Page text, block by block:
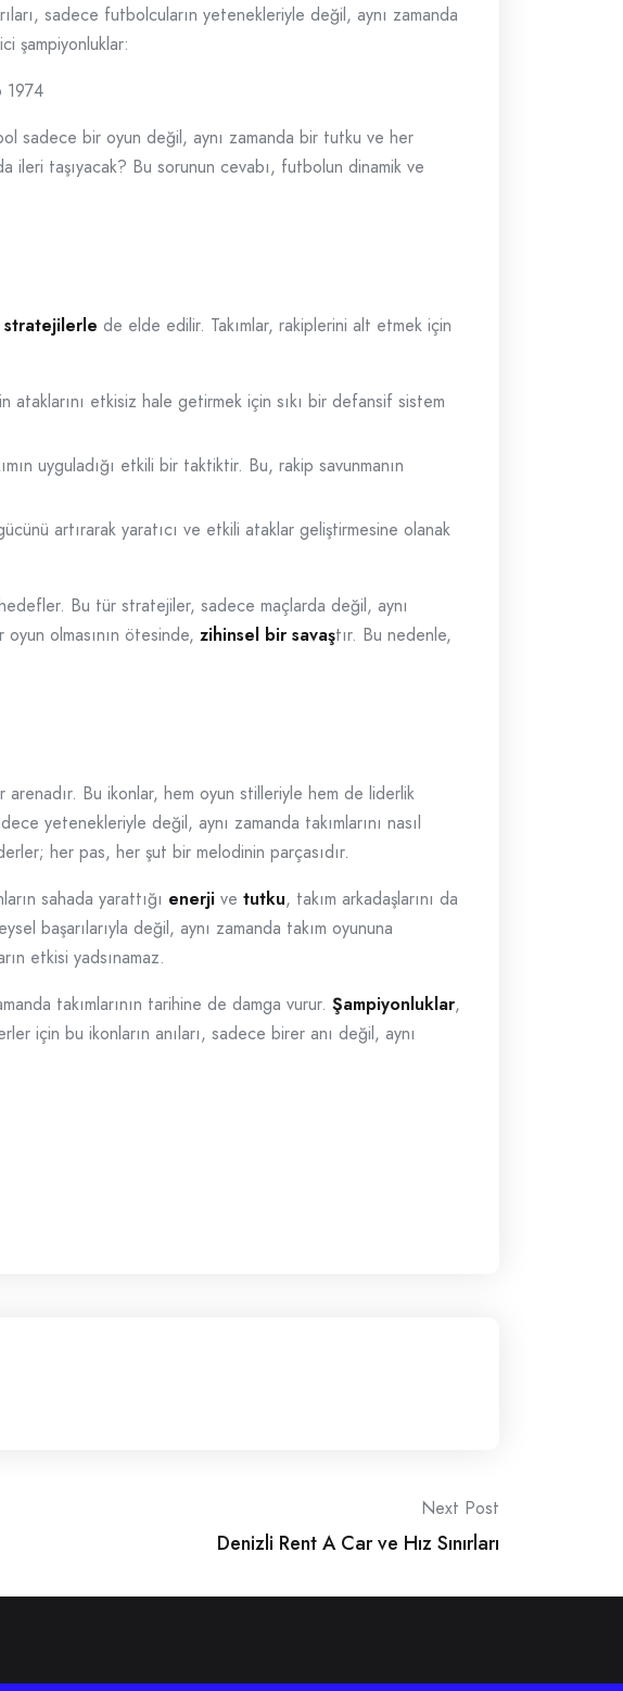
sadece futbolcuların yetenekleriyle değil, aynı zamanda
şampiyonluklar:
1974
sadece bir oyun değil, aynı zamanda bir tutku ve her
ileri taşıyacak? Bu sorunun cevabı, futbolun dinamik ve
stratejilerle de elde edilir. Takımlar, rakiplerini alt etmek için
ataklarını etkisiz hale getirmek için sıkı bir defansif sistem
uyguladığı etkili bir taktiktir. Bu, rakip savunmanın
artırarak yaratıcı ve etkili ataklar geliştirmesine olanak
Bu tür stratejiler, sadece maçlarda değil, aynı
olmasının ötesinde, zihinsel bir savaştır. Bu nedenle,
arenadır. Bu ikonlar, hem oyun stilleriyle hem de liderlik
yetenekleriyle değil, aynı zamanda takımlarını nasıl
her pas, her şut bir melodinin parçasıdır.
sahada yarattığı enerji ve tutku, takım arkadaşlarını da
başarılarıyla değil, aynı zamanda takım oyununa
etkisi yadsınamaz.
takımlarının tarihine de damga vurur. Şampiyonluklar,
için bu ikonların anıları, sadece birer anı değil, aynı
Next Post
Denizli Rent A Car ve Hız Sınırları